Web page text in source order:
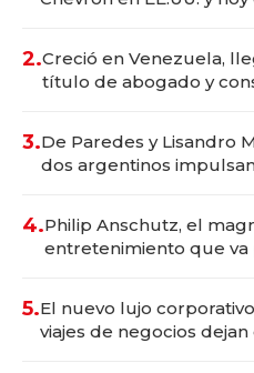
2.Creció en Venezuela,
título de abogado y
3.De Paredes y Lisandro
dos argentinos
4.Philip Anschutz, el
entretenimiento que va
5.El nuevo lujo
viajes de negocios